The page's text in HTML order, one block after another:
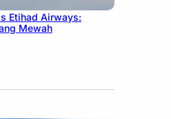
Etihad Airways:
Mewah